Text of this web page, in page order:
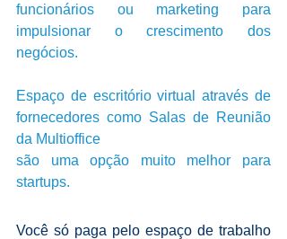
funcionários ou marketing para
impulsionar o crescimento dos
negócios.
Espaço de escritório virtual através de
fornecedores como Salas de Reunião
da Multioffice
são uma opção muito melhor para
startups.
Você só paga pelo espaço de trabalho